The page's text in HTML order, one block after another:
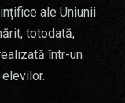
ale Uniunii
totodată,
într-un